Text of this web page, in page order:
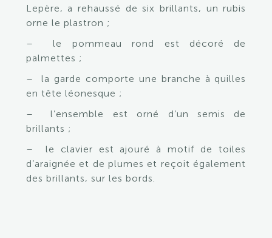
Lepère, a rehaussé de six brillants, un rubis
orne le plastron ;
– le pommeau rond est décoré de
palmettes ;
– la garde comporte une branche à quilles
en tête léonesque ;
– l’ensemble est orné d’un semis de
brillants ;
– le clavier est ajouré à motif de toiles
d’araignée et de plumes et reçoit également
des brillants, sur les bords.